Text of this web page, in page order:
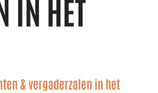
IN HET
& vergaderzalen in het